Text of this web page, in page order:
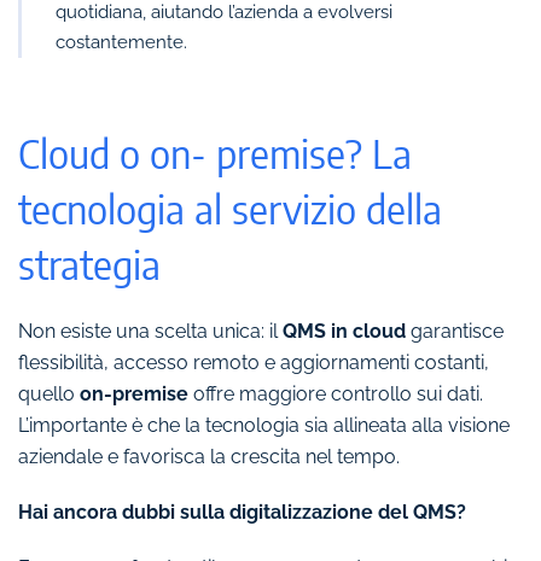
quotidiana, aiutando l’azienda a evolversi
costantemente.
Cloud o on- premise? La
tecnologia al servizio della
strategia
Non esiste una scelta unica: ilQMS in cloud garantisce
flessibilità, accesso remoto e aggiornamenti costanti,
quello on-premise offre maggiore controllo sui dati.
L’importante è che la tecnologia sia allineata alla visione
aziendale e favorisca la crescita nel tempo.
Hai ancora dubbi sulla digitalizzazione del QMS?